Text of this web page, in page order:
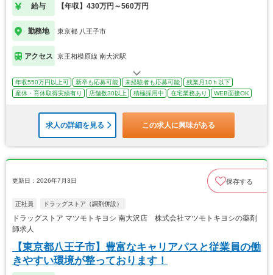
給与 【年収】430万円～560万円
勤務地 東京都 八王子市
アクセス 京王相模原線 南大沢駅
年収550万円以上可 新卒も応募可能 未経験者も応募可能
残業月10ｈ以下
産休・育休取得実績有り
店舗数30以上 積極採用中 在宅業務あり WEB面接OK
求人の詳細を見る この求人に興味がある
更新日：2026年7月3日 保存する
正社員 ドラッグストア（調剤併設）
ドラッグストア マツモトキヨシ 南大沢店 株式会社マツモトキヨシの薬剤
師求人
【東京都八王子市】豊富なキャリアパスと従業員の働
きやすい環境が整っております！